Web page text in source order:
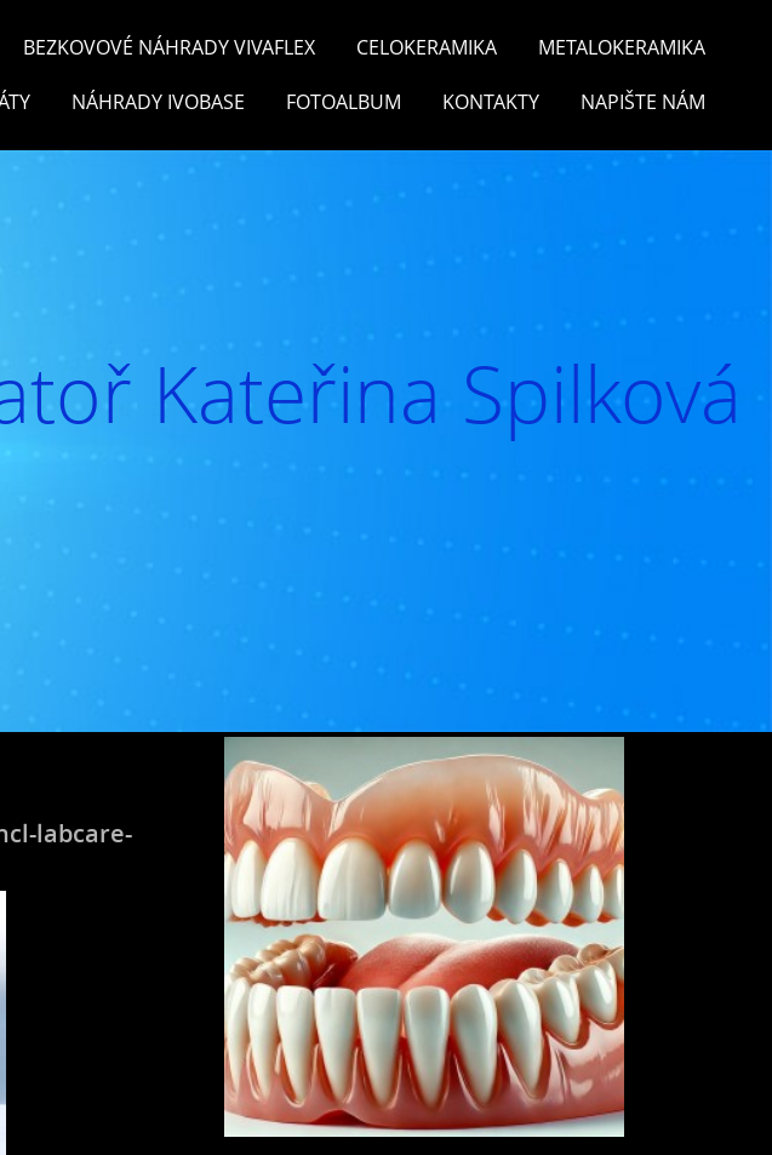
BEZKOVOVÉ NÁHRADY VIVAFLEX CELOKERAMIKA METALOKERAMIKA
NÁHRADY IVOBASE FOTOALBUM KONTAKTY NAPIŠTE NÁM
Kateřina Spilková
labcare-